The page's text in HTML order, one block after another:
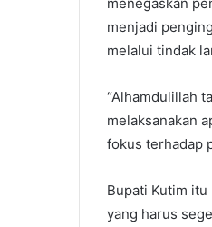
menegaskan
menjadi
melalui tindak
“Alhamdulillah
melaksanakan
fokus terhadap
Bupati Kutim
yang harus